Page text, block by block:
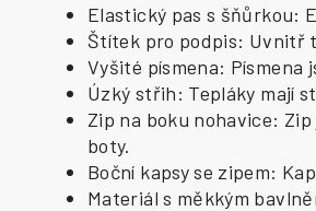
Elastický pas s šňůrkou:
Štítek pro podpis: Uvnitř
Vyšité písmena: Písmena
Úzký střih: Tepláky mají
Zip na boku nohavice:
boty.
Boční kapsy se zipem:
Materiál s měkkým